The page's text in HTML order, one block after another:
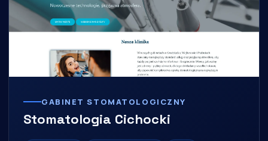
GABINET STOMATOLOGICZNY
Stomatologia Cichocki